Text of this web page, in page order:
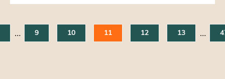
… 9 10 11 12 13 …